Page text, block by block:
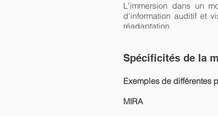
L'immersion dans un
d'information auditif et
réadaptation.
Spécificités de la
Exemples de différentes
MIRA